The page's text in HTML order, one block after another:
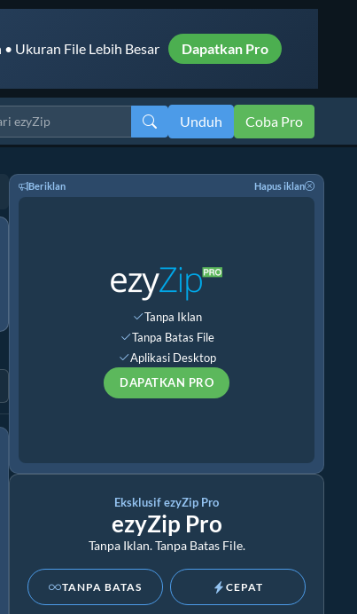
Ukuran File Lebih Besar Dapatkan Pro
Unduh Coba Pro
Beriklan Hapus iklan
Tanpa Iklan
Tanpa Batas File
Aplikasi Desktop
DAPATKAN PRO
Eksklusif ezyZip Pro
ezyZip Pro
Tanpa Iklan. Tanpa Batas File.
TANPA BATAS CEPAT